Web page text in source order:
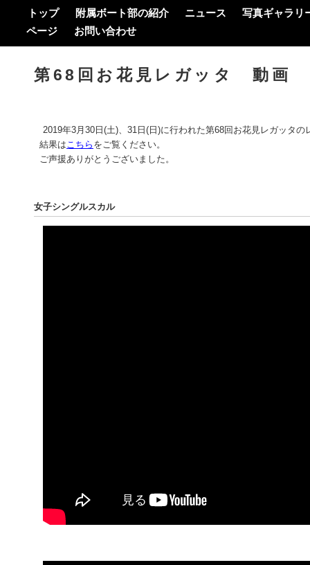
トップ 附属ボート部の紹介 ニュース
写真ギャラリ
ページ
お問い合わせ
第68回お花見レガッタ 動画
2019年3月30日(土)、31日(日)に行われた第68回お花見レガッタの
結果は こちら をご覧ください。
ご声援ありがとうございました。
女子シングルスカル